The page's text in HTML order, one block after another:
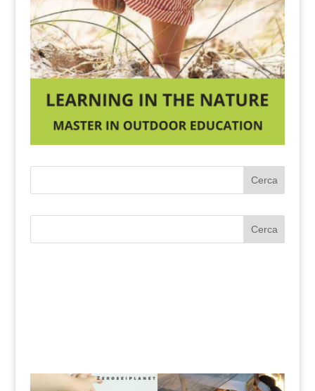
Cerca
Cerca